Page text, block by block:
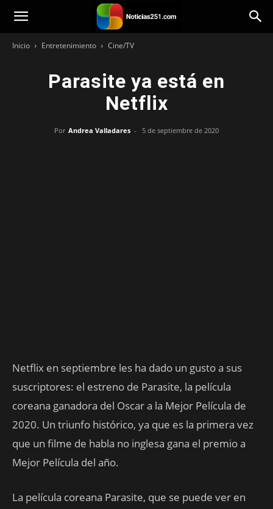
Noticias251
Inicio Entretenimiento Cine/TV
Parasite ya está en
Netflix
Por Andrea Valladares - 5 de septiembre de 2020
Netflix en septiembre les ha dado un gusto a sus
suscriptores: el estreno de Parasite, la película
coreana ganadora del Oscar a la Mejor Película de
2020. Un triunfo histórico, ya que es la primera vez
que un filme de habla no inglesa gana el premio a
Mejor Película del año.
La película coreana Parasite, que se puede ver en